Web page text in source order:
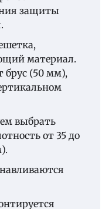
защиты
материал.
брус (50 мм),
выбрать
от 35 до